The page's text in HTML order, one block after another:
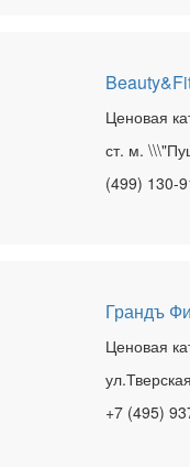
Ценовая
ст. м.
(499) 130-
Грандъ
Ценовая
+7 (495)